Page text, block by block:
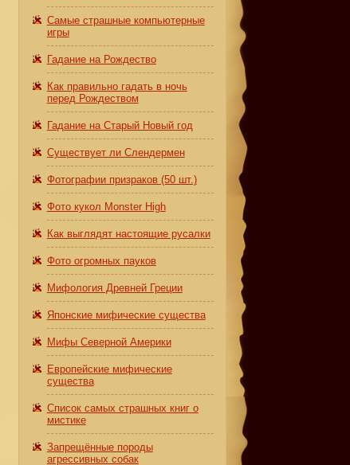
Самые страшные компьютерные
игры
Гадание на Рождество
Как правильно гадать в ночь
перед Рождеством
Гадание на Старый Новый год
Существует ли Слендермен
Фотографии призраков (50 шт.)
Фото кукол Monster High
Как выглядят настоящие русалки
Фото огромных пауков
Мифология Древней Греции
Японские мифические существа
Мифы Северной Америки
Европейские мифические
существа
Список самых страшных книг о
мистике
Запрещённые породы
агрессивных собак